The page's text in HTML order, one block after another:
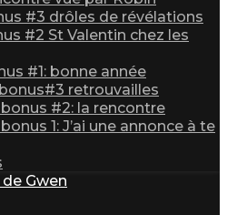
#3 drôles de révélations
#2 St Valentin chez les
#1: bonne année
retrouvailles
#2: la rencontre
1: J’ai une annonce à te
Gwen